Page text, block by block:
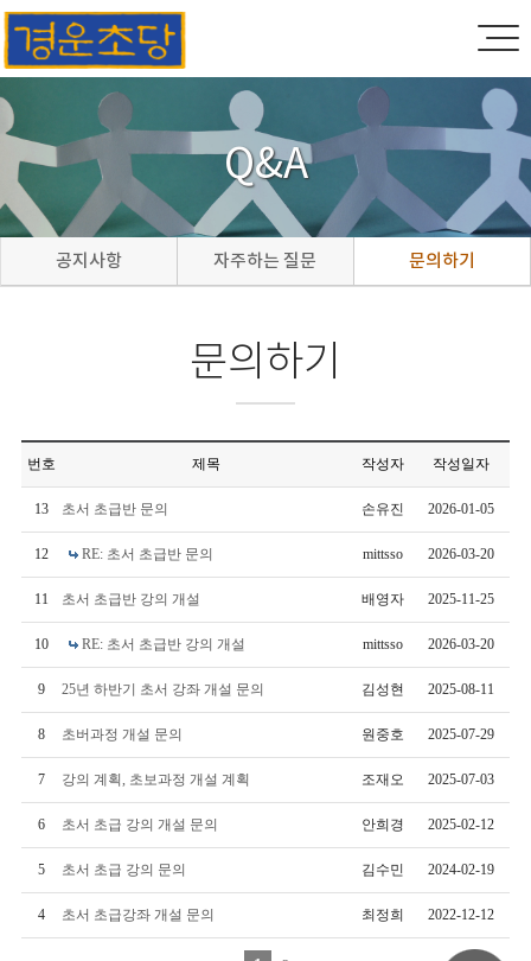
Q&A
공지사항 자주하는 질문 문의하기
문의하기
번호 제목 작성자 작성일자
13 초서 초급반 문의 손유진 2026-01-05
12 RE: 초서 초급반 문의 mittsso 2026-03-20
11 초서 초급반 강의 개설 배영자 2025-11-25
10 RE: 초서 초급반 강의 개설 mittsso 2026-03-20
9 25년 하반기 초서 강좌 개설 문의 김성현 2025-08-11
8 초버과정 개설 문의 원중호 2025-07-29
7 강의 계획, 초보과정 개설 계획 조재오 2025-07-03
6 초서 초급 강의 개설 문의 안희경 2025-02-12
5 초서 초급 강의 문의 김수민 2024-02-19
4 초서 초급강좌 개설 문의 최정희 2022-12-12